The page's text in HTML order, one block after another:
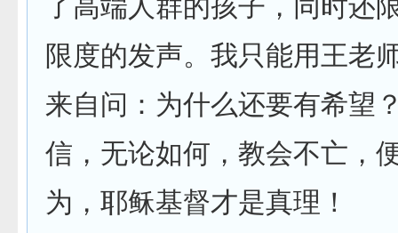
了高端人群的孩子，同时还
限度的发声。我只能用王老
来自问：为什么还要有希望
信，无论如何，教会不亡，
为，耶稣基督才是真理！